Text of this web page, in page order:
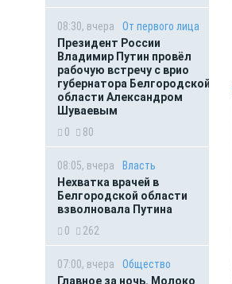
08:30, вчера
От первого лица
Президент России
Владимир Путин провёл
рабочую встречу с врио
губернатора Белгородской
области Александром
Шуваевым
0
80
08:05, вчера
Власть
Нехватка врачей в
Белгородской области
взволновала Путина
0
262
07:00, вчера
Общество
Главное за ночь. Молоко